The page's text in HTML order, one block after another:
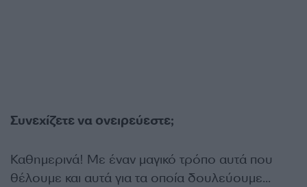
Συνεχίζετε να ονειρεύεστε;
Καθημερινά! Με έναν μαγικό τρόπο αυτά που
θέλουμε και αυτά για τα οποία δουλεύουμε…